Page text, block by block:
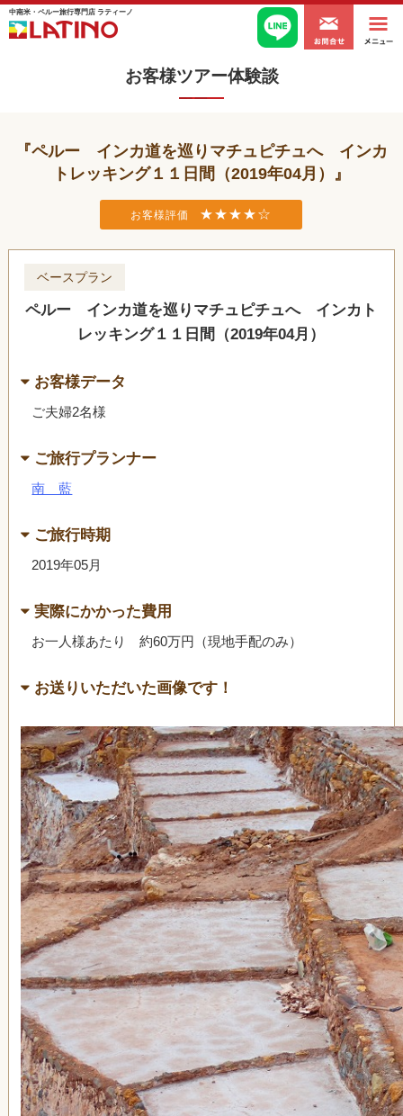
中南米・ペルー旅行専門店 ラティーノ
お客様ツアー体験談
ペルー インカ道を巡りマチュピチュへ インカ
トレッキング１１日間（2019年04月）
お客様評価 ★★★★☆
ベースプラン
ペルー インカ道を巡りマチュピチュへ インカト
レッキング１１日間（2019年04月）
お客様データ
ご夫婦2名様
ご旅行プランナー
南 藍
ご旅行時期
2019年05月
実際にかかった費用
お一人様あたり 約60万円（現地手配のみ）
お送りいただいた画像です！